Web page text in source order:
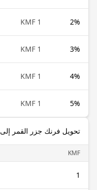
2%
1 KMF
3%
1 KMF
4%
1 KMF
5%
1 KMF
تحويل فرنك جزر القمر إلى Terra
KMF
1